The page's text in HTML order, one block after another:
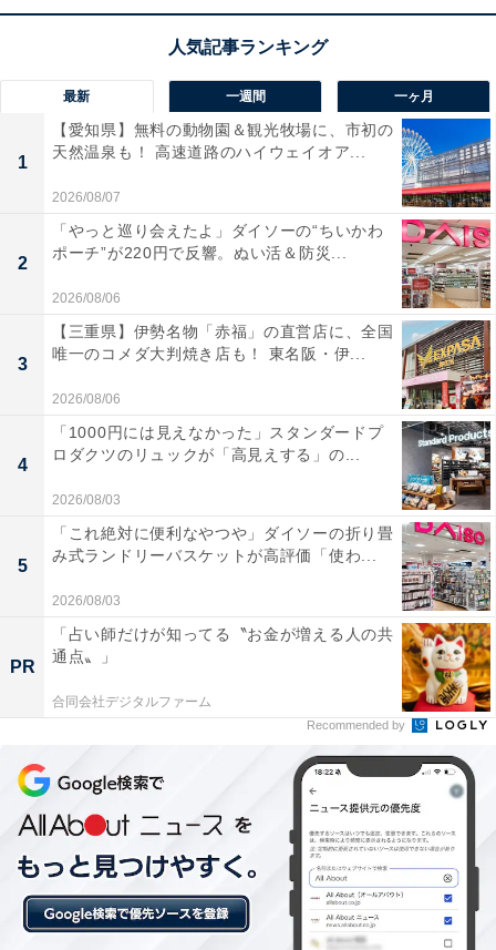
11基のスピーカーユニット を搭載し、部屋全体を
AtmosやDTS:Xに対応し、自宅のリビングがまるで映画
館のような大迫力の音響空間へと生まれ変わります！
HDMI 2.1ケーブルも付属しており、テレビとの接続も非
常にスムーズ。これ1台で映画やゲーム、音楽の感動が
劇的に深まりますね。
ソニーのサウンドバー「HT-A8000」の口コミは？
ソニーのサウンドバー「HT-A8000」には以下のような
口コミが寄せられています。
映画館にいるかのような圧倒的な立体音響で映像の
11個のスピーカーによる臨場感が凄まじくゲームの
迫力が何倍にもアップしました
配線がシンプルでテレビの前に置くだけで極上のサ
ウンドが楽しめるので大満足です
自宅で極上のホームシアター体験を味わいたい人や、テ
レビの音質を圧倒的にグレードアップさせたい人には、
おすすめの商品といえそうです。
最新 一週間 一ヶ月
1
【愛知県】無料の動物園＆観光牧場に、市初の
天然温泉も！ 高速道路のハイウェイオア...
2026/08/07
2
「やっと巡り会えたよ」ダイソーの“ちいかわ
ポーチ”が220円で反響。ぬい活＆防災...
2026/08/06
3
【三重県】伊勢名物「赤福」の直営店に、全国
唯一のコメダ大判焼き店も！ 東名阪・伊...
2026/08/06
4
「1000円には見えなかった」スタンダードプ
ロダクツのリュックが「高見えする」の...
2026/08/03
5
「これ絶対に便利なやつや」ダイソーの折り畳
み式ランドリーバスケットが高評価「使わ...
2026/08/03
PR
「占い師だけが知ってる〝お金が増える人の共
通点〟」
合同会社デジタルファーム
Recommended by